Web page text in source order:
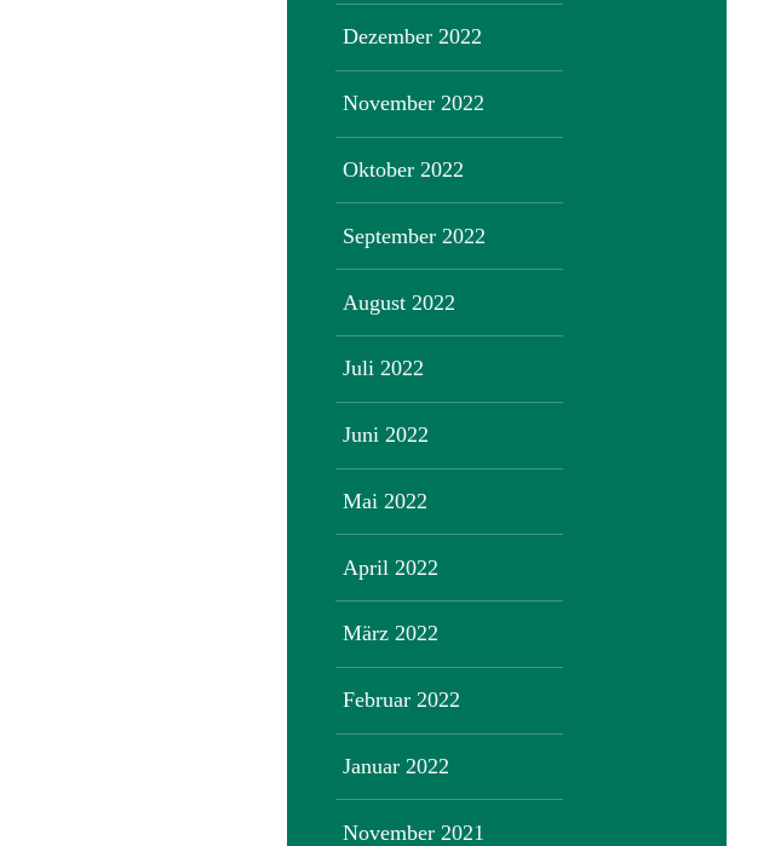
Dezember 2022
November 2022
Oktober 2022
September 2022
August 2022
Juli 2022
Juni 2022
Mai 2022
April 2022
März 2022
Februar 2022
Januar 2022
November 2021